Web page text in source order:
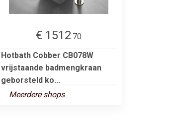
€ 1512.70
Hotbath Cobber CB078W
vrijstaande badmengkraan
geborsteld ko...
Meerdere shops